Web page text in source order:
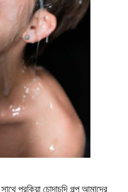
পরকিয়া চোদাচুদি গল্প আমাদের